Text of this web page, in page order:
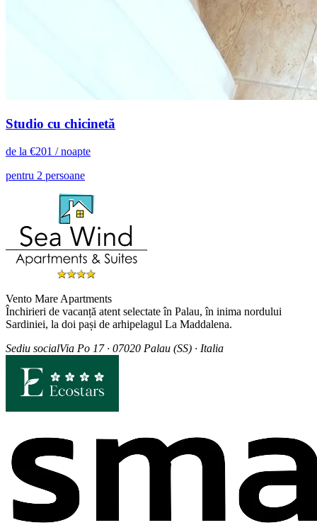
Studio cu chicinetă
de la €201 / noapte
pentru 2 persoane
Vento Mare Apartments
Închirieri de vacanță atent selectate în Palau, în inima nordului
Sardiniei, la doi pași de arhipelagul La Maddalena.
Sediu socialVia Po 17 · 07020 Palau (SS) · Italia